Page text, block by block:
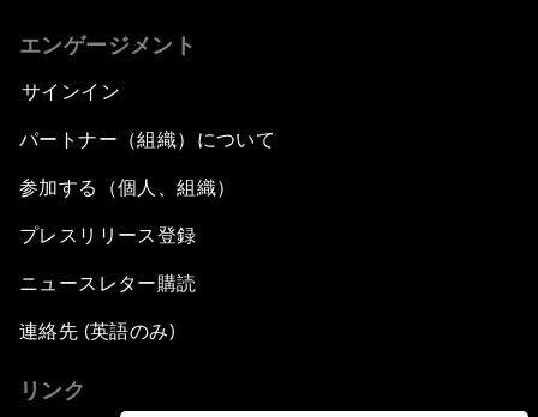
エンゲージメント
サインイン
パートナー（組織）について
参加する（個人、組織）
プレスリリース登録
ニュースレター購読
連絡先 (英語のみ)
リンク